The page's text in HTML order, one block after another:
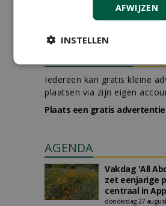
meer Groene
Iedereen kan gratis kleine
plaatsen via zijn eigen
Plaats een gratis advertentie
AGENDA
Vakdag 'All
zet eenjarige
centraal in
donderdag 27
AFWIJZEN
INSTELLEN